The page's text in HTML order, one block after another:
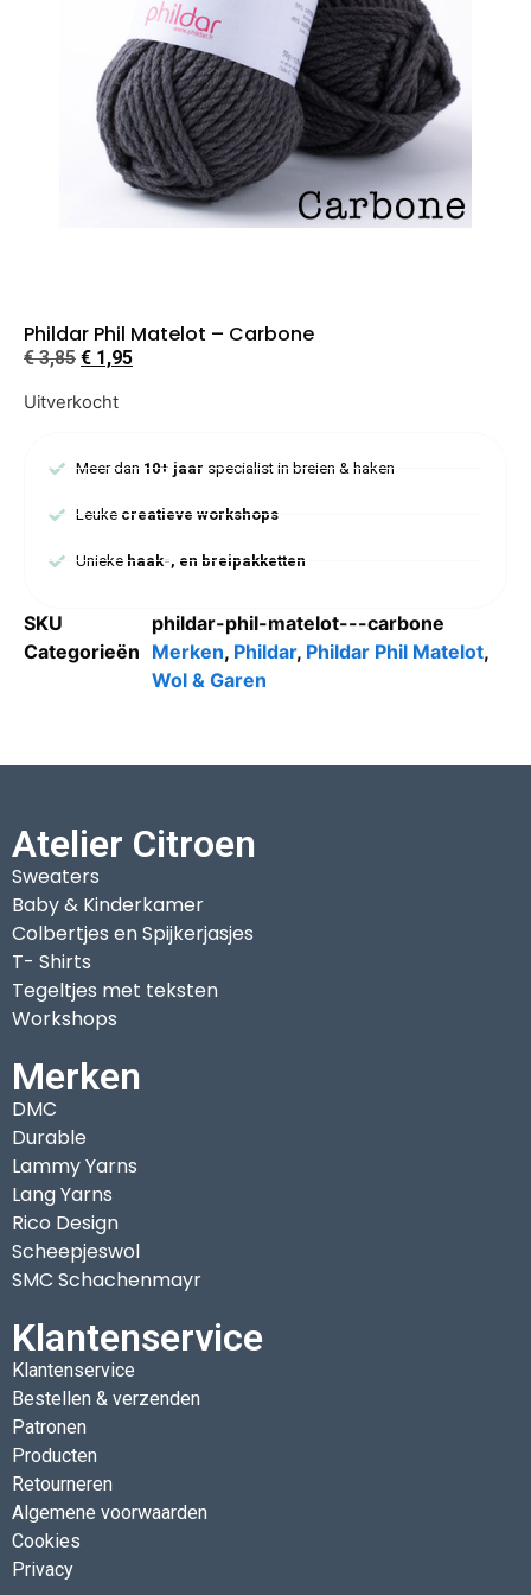
Phildar Phil Matelot – Carbone
€3,85 € 1,95
Uitverkocht
Meer dan 10+ jaar specialist in breien & haken
Leuke creatieve workshops
Uniekehaak-, en breipakketten
SKU
phildar-phil-matelot---carbone
Categorieën Merken, Phildar, Phildar Phil Matelot,
Wol & Garen
Atelier Citroen
Sweaters
Baby & Kinderkamer
Colbertjes en Spijkerjasjes
T- Shirts
Tegeltjes met teksten
Workshops
Merken
DMC
Durable
Lammy Yarns
Lang Yarns
Rico Design
Scheepjeswol
SMC Schachenmayr
Klantenservice
Klantenservice
Bestellen & verzenden
Patronen
Producten
Retourneren
Algemene voorwaarden
Cookies
Privacy